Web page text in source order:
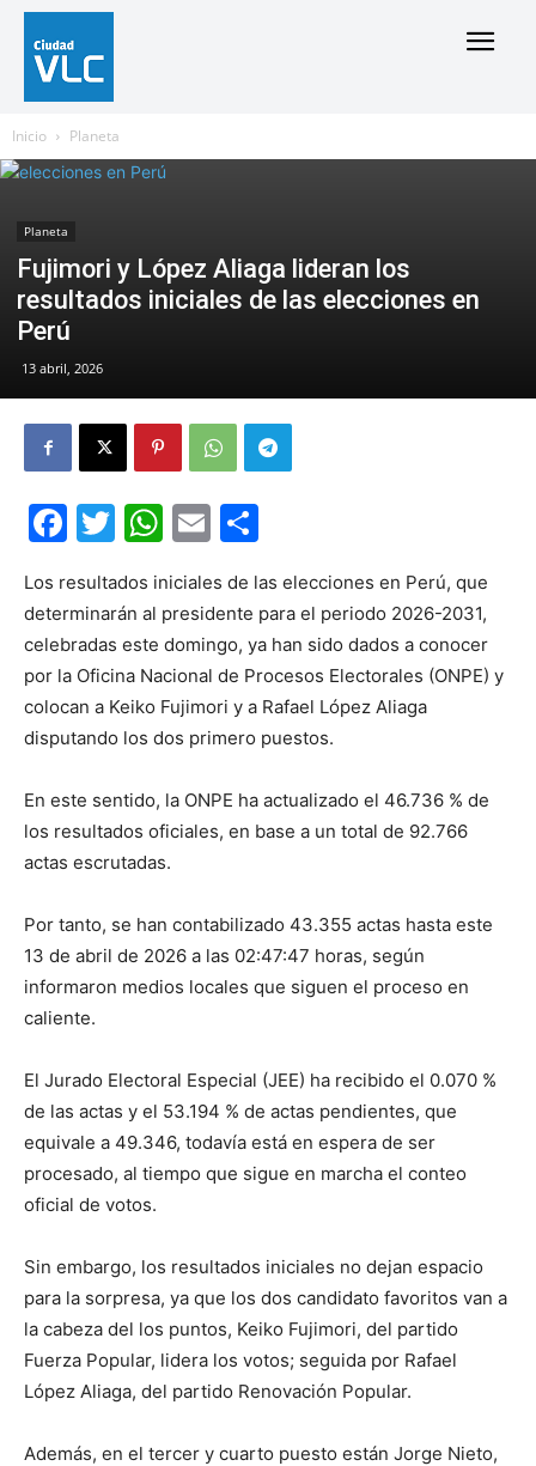
Inicio Planeta
Planeta
Fujimori y López Aliaga lideran los
resultados iniciales de las elecciones en
Perú
13 abril, 2026
Facebook
Twitter
WhatsApp
Email
Los resultados iniciales de las elecciones en Perú, que
determinarán al presidente para el periodo 2026-2031,
celebradas este domingo, ya han sido dados a conocer
por la Oficina Nacional de Procesos Electorales (ONPE) y
colocan a Keiko Fujimori y a Rafael López Aliaga
disputando los dos primero puestos.
En este sentido, la ONPE ha actualizado el 46.736 % de
los resultados oficiales, en base a un total de 92.766
actas escrutadas.
Por tanto, se han contabilizado 43.355 actas hasta este
13 de abril de 2026 a las 02:47:47 horas, según
informaron medios locales que siguen el proceso en
caliente.
El Jurado Electoral Especial (JEE) ha recibido el 0.070 %
de las actas y el 53.194 % de actas pendientes, que
equivale a 49.346, todavía está en espera de ser
procesado, al tiempo que sigue en marcha el conteo
oficial de votos.
Sin embargo, los resultados iniciales no dejan espacio
para la sorpresa, ya que los dos candidato favoritos van a
la cabeza del los puntos, Keiko Fujimori, del partido
Fuerza Popular, lidera los votos; seguida por Rafael
López Aliaga, del partido Renovación Popular.
Además, en el tercer y cuarto puesto están Jorge Nieto,